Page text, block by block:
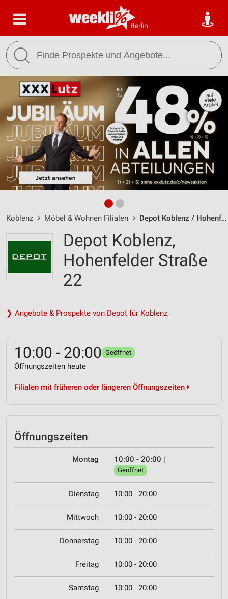
Berlin
Koblenz Möbel & Wohnen Filialen Depot Koblenz / Hohenfelder Straße 22 - Öffnungszeiten & Adresse
Depot Koblenz,
Hohenfelder Straße
22
❯ Angebote & Prospekte von Depot für Koblenz
10:00 - 20:00 Geöffnet
Öffnungszeiten heute
Filialen mit früheren oder längeren Öffnungszeiten
Öffnungszeiten
Montag 10:00 - 20:00 |
Geöffnet
Dienstag 10:00 - 20:00
Mittwoch 10:00 - 20:00
Donnerstag 10:00 - 20:00
Freitag 10:00 - 20:00
Samstag 10:00 - 20:00